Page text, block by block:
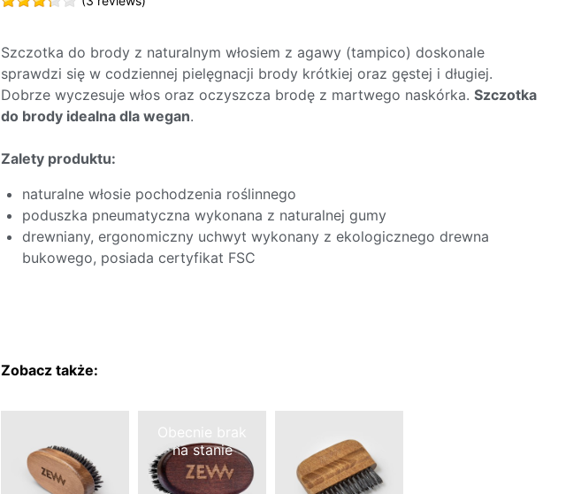
Szczotka do brody z naturalnym włosiem z agawy (tampico) doskonale
sprawdzi się w codziennej pielęgnacji brody krótkiej oraz gęstej i długiej.
Dobrze wyczesuje włos oraz oczyszcza brodę z martwego naskórka. Szczotka
do brody idealna dla wegan.
Zalety produktu:
naturalne włosie pochodzenia roślinnego
poduszka pneumatyczna wykonana z naturalnej gumy
drewniany, ergonomiczny uchwyt wykonany z ekologicznego drewna
bukowego, posiada certyfikat FSC
Zobacz także:
Obecnie brak
na stanie